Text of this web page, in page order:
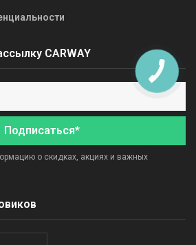
CARWAY
Подписаться*
о скидках, акциях и важных